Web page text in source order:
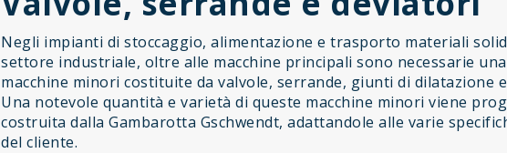
Negli impianti di stoccaggio, alimentazione e trasporto materiali
settore industriale, oltre alle macchine principali sono necessarie
macchine minori costituite da valvole, serrande, giunti di dilatazione
Una notevole quantità e varietà di queste macchine minori viene
costruita dalla Gambarotta Gschwendt, adattandole alle varie
del cliente.